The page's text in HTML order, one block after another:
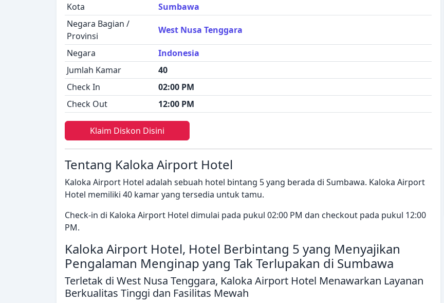
Kota
Sumbawa
Negara Bagian /
Provinsi
West Nusa Tenggara
Negara
Indonesia
Jumlah Kamar
40
Check In
02:00 PM
Check Out
12:00 PM
Klaim Diskon Disini
Tentang Kaloka Airport Hotel
Kaloka Airport Hotel adalah sebuah hotel bintang 5 yang berada di Sumbawa. Kaloka Airport
Hotel memiliki 40 kamar yang tersedia untuk tamu.
Check-in di Kaloka Airport Hotel dimulai pada pukul 02:00 PM dan checkout pada pukul 12:00
PM.
Kaloka Airport Hotel, Hotel Berbintang 5 yang Menyajikan
Pengalaman Menginap yang Tak Terlupakan di Sumbawa
Terletak di West Nusa Tenggara, Kaloka Airport Hotel Menawarkan Layanan
Berkualitas Tinggi dan Fasilitas Mewah